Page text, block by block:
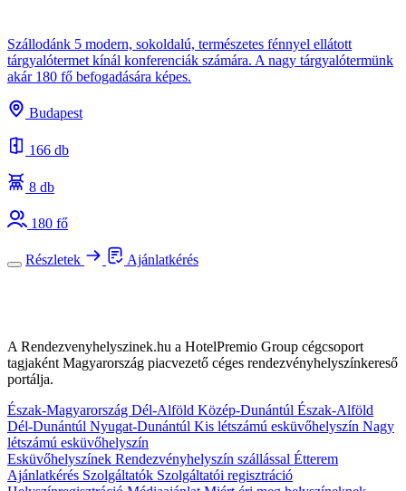
Szállodánk 5 modern, sokoldalú, természetes fénnyel ellátott
tárgyalótermet kínál konferenciák számára. A nagy tárgyalótermünk
akár 180 fő befogadására képes.
Budapest
166 db
8 db
180 fő
Részletek Ajánlatkérés
A Rendezvenyhelyszinek.hu a HotelPremio Group cégcsoport
tagjaként Magyarország piacvezető céges rendezvényhelyszínkereső
portálja.
Észak-Magyarország Dél-Alföld Közép-Dunántúl Észak-Alföld
Dél-Dunántúl Nyugat-Dunántúl Kis létszámú esküvőhelyszín Nagy
létszámú esküvőhelyszín
Esküvőhelyszínek Rendezvényhelyszín szállással Étterem
Ajánlatkérés Szolgáltatók Szolgáltatói regisztráció